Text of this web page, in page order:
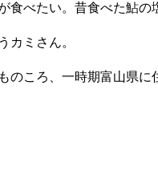
が食べたい。昔食べた鮎の
カミさん。
のころ、一時期富山県に